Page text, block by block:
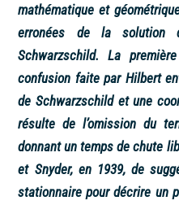
mathématique et
erronées de la solution
Schwarzschild. La
confusion faite par Hilbert
de Schwarzschild et une
résulte de l’omission du
donnant un temps de chute
et Snyder, en 1939, de
stationnaire pour décrire un